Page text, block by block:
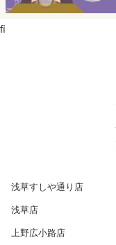
ﬁ
浅草すしや通り店
浅草店
上野広小路店